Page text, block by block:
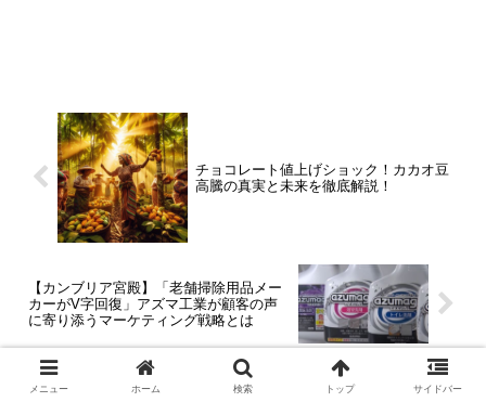
チョコレート値上げショック！カカオ豆
高騰の真実と未来を徹底解説！
【カンブリア宮殿】「老舗掃除用品メー
カーがV字回復」アズマ工業が顧客の声
に寄り添うマーケティング戦略とは
メニュー ホーム 検索 トップ サイドバー